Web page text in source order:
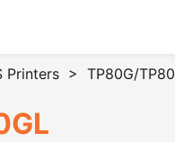
Printers > TP80G/